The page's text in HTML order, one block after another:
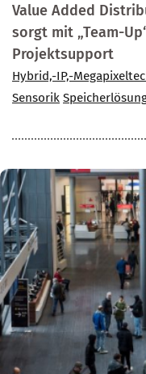
Value Added
sorgt mit „Team-
Projektsupport
Hybrid,-IP,-
Sensorik